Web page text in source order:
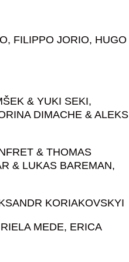
FILIPPO JORIO, HUGO
& YUKI SEKI,
DIMACHE & ALEKS
& THOMAS
& LUKAS BAREMAN,
KORIAKOVSKYI
MEDE, ERICA